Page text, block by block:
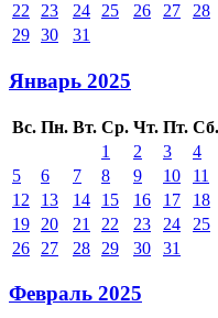
22
23 24 25 26 27
28
29 30 31
Январь 2025
Вс. Пн. Вт. Ср. Чт. Пт. Сб.
1
2 3
4
5
6 7 8 9 10
11
12
13 14 15 16 17
18
19
20 21 22 23 24
25
26
27 28 29 30 31
Февраль 2025